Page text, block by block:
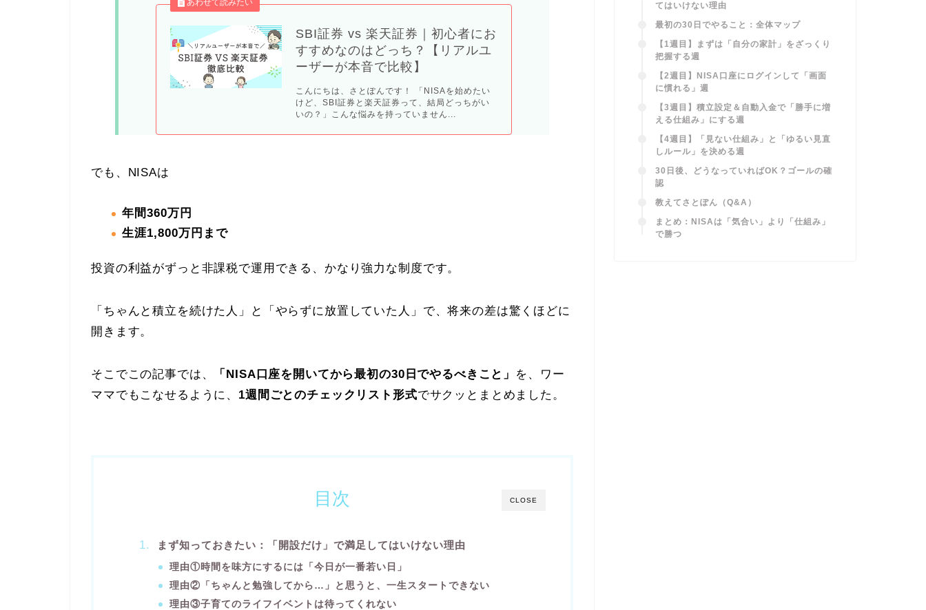
SBI証券 vs 楽天証券｜初心者にお
すすめなのはどっち？【リアルユ
ーザーが本音で比較】
こんにちは、さとぽんです！ 「NISAを始めたい
けど、SBI証券と楽天証券って、結局どっちがい
いの？」こんな悩みを持っていません...
でも、NISAは
年間360万円
生涯1,800万円まで
投資の利益がずっと非課税で運用できる、かなり強力な制度です。
「ちゃんと積立を続けた人」と「やらずに放置していた人」で、将来の差は驚くほどに
開きます。
そこでこの記事では、 「NISA口座を開いてから最初の30日でやるべきこと」
を、ワー
ママでもこなせるように、 1週間ごとのチェックリスト形式でサクッとまとめました。
CLOSE
目次
まず知っておきたい：「開設だけ」で満足してはいけない理由
理由①時間を味方にするには「今日が一番若い日」
理由②「ちゃんと勉強してから…」と思うと、一生スタートできない
理由③子育てのライフイベントは待ってくれない
てはいけない理由
最初の30日でやること：全体マップ
【1週目】まずは「自分の家計」をざっくり
把握する週
【2週目】NISA口座にログインして「画面
に慣れる」週
【3週目】積立設定＆自動入金で「勝手に増
える仕組み」にする週
【4週目】「見ない仕組み」と「ゆるい見直
しルール」を決める週
30日後、どうなっていればOK？ゴールの確
認
教えてさとぽん（Q&A）
まとめ：NISAは「気合い」より「仕組み」
で勝つ